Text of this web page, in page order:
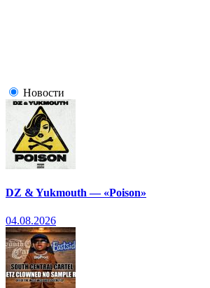
Новости
DZ & Yukmouth — «Poison»
04.08.2026